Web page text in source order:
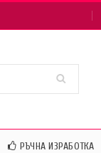
РЪЧНА ИЗРАБОТКА